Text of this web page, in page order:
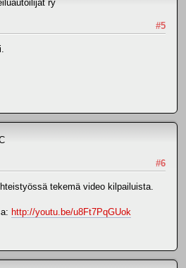
ry
#5
#6
tekemä video kilpailuista.
http://youtu.be/u8Ft7PqGUok